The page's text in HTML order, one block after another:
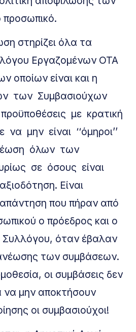
στηρίζει όλα τα
Εργαζομένων ΟΤΑ
οποίων είναι και η
των Συμβασιούχων
με κρατική
μην είναι ‘‘όμηροι’’
όλων των
σε όσους είναι
Είναι
απάντηση που πήραν από
ο πρόεδρος και o
Συλλόγου, όταν έβαλαν
των συμβάσεων.
οι συμβάσεις δεν
να μην αποκτήσουν
οι συμβασιούχοι!